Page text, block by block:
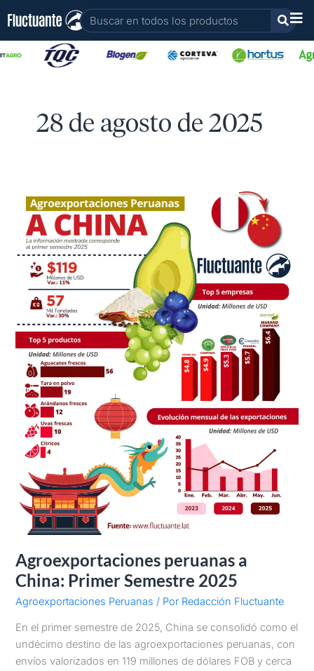
contenido
Buscar
28 de agosto de 2025
Agroexportaciones peruanas a
China: Primer Semestre 2025
Agroexportaciones Peruanas / Por Redacción Fluctuante
En el primer semestre de 2025, China se consolidó como el
undécimo destino de las agroexportaciones peruanas, con
envíos valorizados en 119 millones de dólares FOB y cerca
peruanas
China:
Primer
Semestre
2025